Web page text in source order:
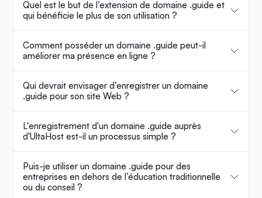
Quel est le but de l’extension de domaine .guide et
qui bénéficie le plus de son utilisation ?
Comment posséder un domaine .guide peut-il
améliorer ma présence en ligne ?
Qui devrait envisager d’enregistrer un domaine
.guide pour son site Web ?
L'enregistrement d'un domaine .guide auprès
d'UltaHost est-il un processus simple ?
Puis-je utiliser un domaine .guide pour des
entreprises en dehors de l’éducation traditionnelle
ou du conseil ?